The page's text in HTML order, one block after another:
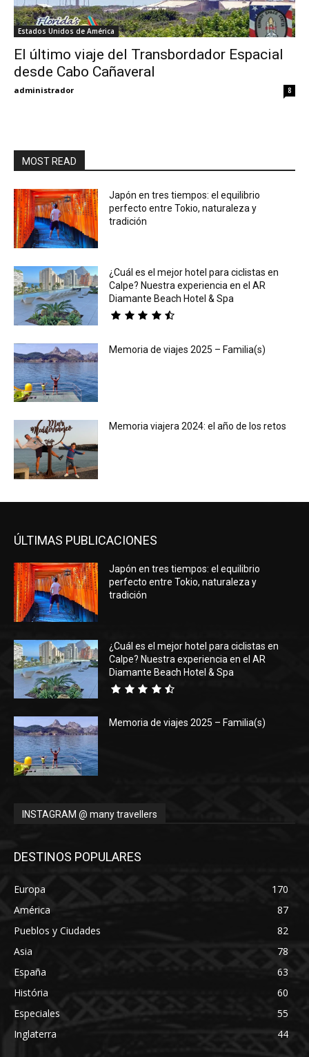
Estados Unidos de América
El último viaje del Transbordador Espacial
desde Cabo Cañaveral
administrador 8
MOST READ
Japón en tres tiempos: el equilibrio
perfecto entre Tokio, naturaleza y
tradición
¿Cuál es el mejor hotel para ciclistas en
Calpe? Nuestra experiencia en el AR
Diamante Beach Hotel & Spa
Memoria de viajes 2025 – Familia(s)
Memoria viajera 2024: el año de los retos
ÚLTIMAS PUBLICACIONES
Japón en tres tiempos: el equilibrio
perfecto entre Tokio, naturaleza y
tradición
¿Cuál es el mejor hotel para ciclistas en
Calpe? Nuestra experiencia en el AR
Diamante Beach Hotel & Spa
Memoria de viajes 2025 – Familia(s)
INSTAGRAM @ many travellers
DESTINOS POPULARES
Europa
170
América
87
Pueblos y Ciudades
82
Asia
78
España
63
História
60
Especiales
55
Inglaterra
44